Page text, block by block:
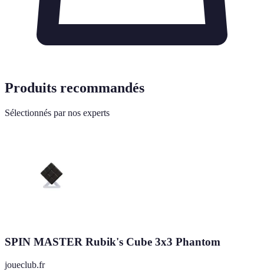
Produits recommandés
Sélectionnés par nos experts
SPIN MASTER Rubik's Cube 3x3 Phantom
joueclub.fr